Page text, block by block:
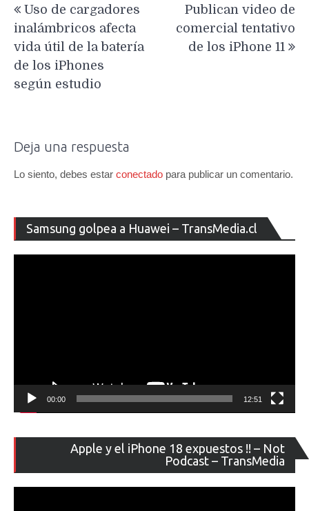
de
entradas
Uso de cargadores
inalámbricos afecta
vida útil de la batería
de los iPhones
según estudio
Publican video de
comercial tentativo
de los iPhone 11
Deja una respuesta
Lo siento, debes estar conectado para publicar un comentario.
Samsung golpea a Huawei – TransMedia.cl
de
00:00 12:51
Apple y el iPhone 18 expuestos !! – Not
Podcast – TransMedia
de